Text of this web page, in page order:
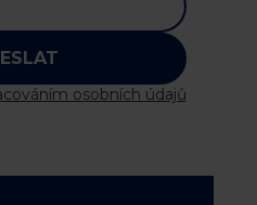
osobních údajů